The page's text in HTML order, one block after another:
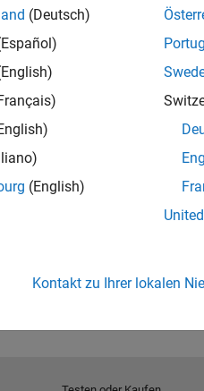
noch vermieten.
(Deutsch)
(English)
Kontakt zu Ihrer lokalen